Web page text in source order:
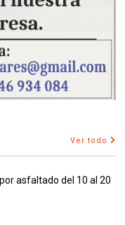
Ver todo
asfaltado del 10 al 20